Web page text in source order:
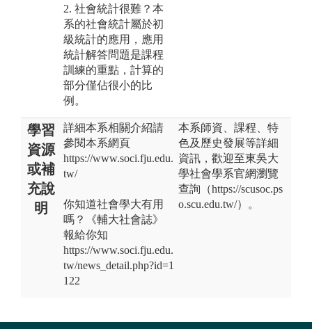
2. 社會統計很難？本
系的社會統計屬於初
級統計的應用，應用
統計解答問題是課程
訓練的重點，計算的
部分僅佔很小的比
例。
學習
資源
或補
充說
明
詳細本系相關介紹請
參閱本系網頁
https://www.soci.fju.edu.
tw/
你知道社會學大有用
嗎？《輔大社會誌》
報給你知
https://www.soci.fju.edu.
tw/news_detail.php?id=1
122
本系師資、課程、特
色及歷史發展等詳細
資訊，歡迎至東吳大
學社會學系官網瀏覽
查詢（https://scusoc.ps
o.scu.edu.tw/）。